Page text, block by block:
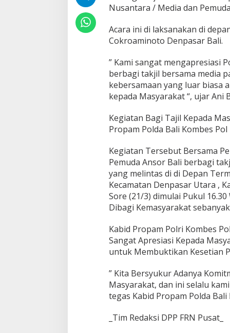
Nusantara / Media dan
Acara ini di laksanakan di
Cokroaminoto Denpasar Bali.
” Kami sangat mengapresiasi
berbagi takjil bersama media
kebersamaan yang luar biasa
kepada Masyarakat “, ujar Ani
Kegiatan Bagi Tajil Kepada
Propam Polda Bali Kombes
Kegiatan Tersebut Bersama
Pemuda Ansor Bali berbagi
yang melintas di di Depan
Kecamatan Denpasar Utara ,
Sore (21/3) dimulai Pukul
Dibagi Kemasyarakat sebanyak
Kabid Propam Polri Kombes
Sangat Apresiasi Kepada
untuk Membuktikan Kesetian
” Kita Bersyukur Adanya
Masyarakat, dan ini selalu
tegas Kabid Propam Polda Bali
_Tim Redaksi DPP FRN Pusat_